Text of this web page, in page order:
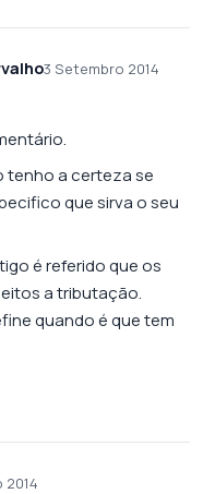
3 Setembro 2014
tenho a certeza se
que sirva o seu
é referido que os
a tributação.
quando é que tem
2014